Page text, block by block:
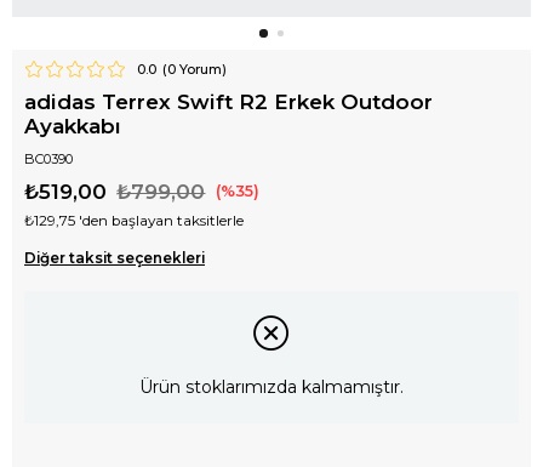
0.0 (0Yorum)
adidas Terrex Swift R2 Erkek Outdoor
Ayakkabı
BC0390
₺799,00
₺519,00 35
₺129,75 'den başlayan taksitlerle
Diğer taksit seçenekleri
Ürün stoklarımızda kalmamıştır.